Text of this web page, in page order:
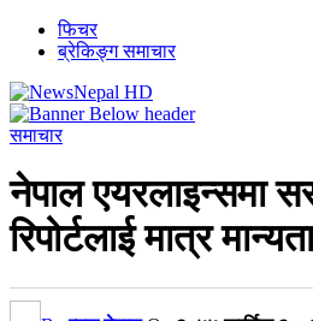
फिचर
ब्रेकिङ्ग समाचार
समाचार
नेपाल एयरलाइन्समा
रिपोर्टलाई मात्र मान्यता